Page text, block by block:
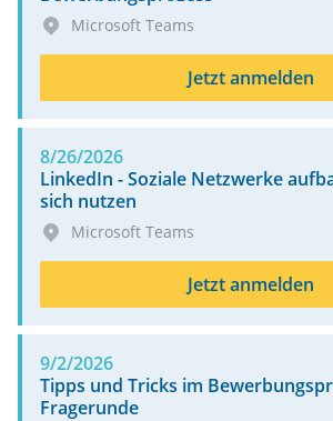
Microsoft Teams
Jetzt anmelden
8/26/2026
LinkedIn - Soziale Netzwerke
sich nutzen
Microsoft Teams
Jetzt anmelden
9/2/2026
Tipps und Tricks im
Fragerunde